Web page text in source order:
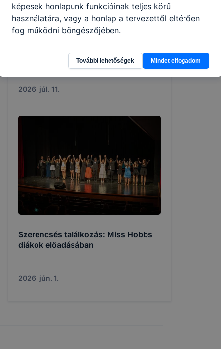
TFG Exatlon Élménytábor 2026
2026. júl. 11.
Szerencsés találkozás: Miss Hobbs
diákok előadásában
2026. jún. 1.
képesek honlapunk funkcióinak teljes körű
használatára, vagy a honlap a tervezettől eltérően
fog működni böngészőjében.
További lehetőségek Mindet elfogadom